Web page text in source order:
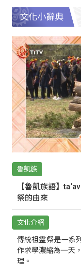
文化小辭典
魯凱族
【魯凱族語】
祭的由來
文化介紹
傳統祖靈祭是一系
作求學濃縮為一天
理。